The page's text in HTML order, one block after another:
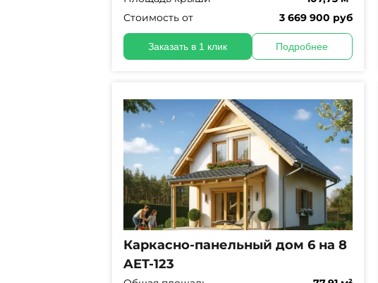
Стоимость от
3 669 900 руб
Заказать в 1 клик Подробнее
Каркасно-панельный дом 6 на 8
AET-123